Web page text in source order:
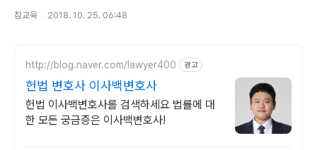
참교육 2018. 10. 25. 06:48
http://blog.naver.com/lawyer400 광고
헌법 변호사 이사백변호사
헌법 이사백변호사를 검색하세요 법률에 대
한 모든 궁금증은 이사백변호사!